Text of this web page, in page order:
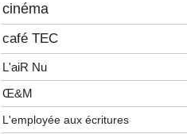
cinéma
café TEC
L'aiR Nu
Œ&M
L'employée aux écritures